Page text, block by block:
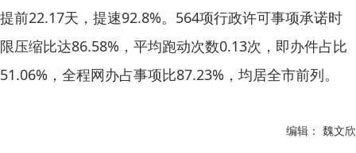
提前22.17天，提速92.8%。564项行政许可事项承诺时
限压缩比达86.58%，平均跑动次数0.13次，即办件占比
51.06%，全程网办占事项比87.23%，均居全市前列。
编辑： 魏文欣